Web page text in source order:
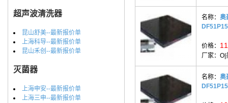
超声波清洗器
昆山舒美--最新报价单
上海科导--最新报价单
昆山禾创--最新报价单
灭菌器
上海申安--最新报价单
上海三申--最新报价单
名称： 奥
价格：
厂家： O|
名称： 奥